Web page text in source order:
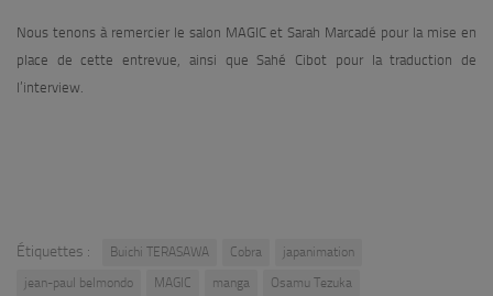
Nous tenons à remercier le salon MAGIC et Sarah Marcadé pour la mise en
place de cette entrevue, ainsi que Sahé Cibot pour la traduction de
l’interview.
Étiquettes : Buichi TERASAWA Cobra
japanimation
jean-paul belmondo
MAGIC manga Osamu Tezuka